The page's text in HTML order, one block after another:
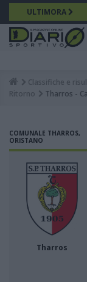
Salta
al
contenuto
principale
ULTIMORA
Classifiche e
Ritorno
Tharros -
COMUNALE THARROS,
ORISTANO
Tharros